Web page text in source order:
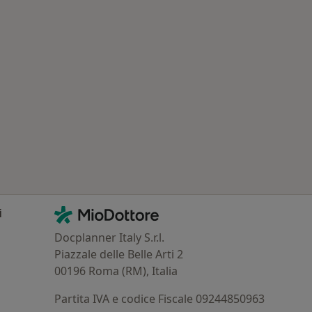
Contatti
MioDottore - Homepage
Docplanner Italy S.r.l.
Piazzale delle Belle Arti 2
00196 Roma (RM), Italia
Partita IVA e codice Fiscale 09244850963